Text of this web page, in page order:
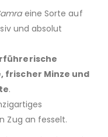
eine Sorte auf
und absolut
frischer Minze und
.
Zug an fesselt.